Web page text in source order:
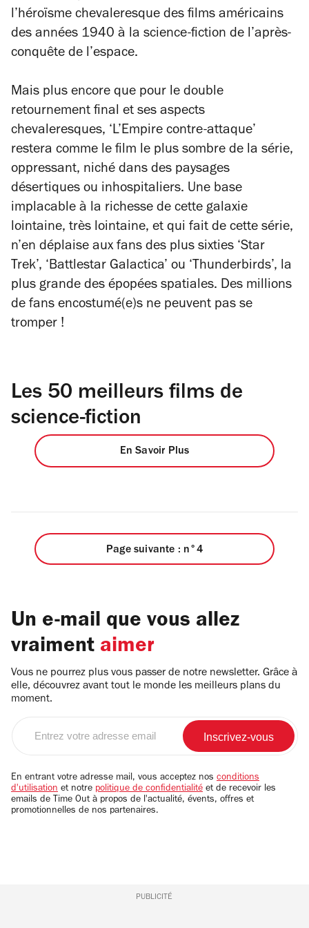
l’héroïsme chevaleresque des films américains
des années 1940 à la science-fiction de l’après-
conquête de l’espace.
Mais plus encore que pour le double
retournement final et ses aspects
chevaleresques, ‘L’Empire contre-attaque’
restera comme le film le plus sombre de la série,
oppressant, niché dans des paysages
désertiques ou inhospitaliers. Une base
implacable à la richesse de cette galaxie
lointaine, très lointaine, et qui fait de cette série,
n’en déplaise aux fans des plus sixties ‘Star
Trek’, ‘Battlestar Galactica’ ou ‘Thunderbirds’, la
plus grande des épopées spatiales. Des millions
de fans encostumé(e)s ne peuvent pas se
tromper !
Les 50 meilleurs films de
science-fiction
En Savoir Plus
Page suivante : n°4
Un e-mail que vous allez
vraiment aimer
Vous ne pourrez plus vous passer de notre newsletter. Grâce à
elle, découvrez avant tout le monde les meilleurs plans du
moment.
email
En entrant votre adresse mail, vous acceptez nos conditions
d'utilisation et notre politique de confidentialité et de recevoir les
emails de Time Out à propos de l'actualité, évents, offres et
promotionnelles de nos partenaires.
PUBLICITÉ